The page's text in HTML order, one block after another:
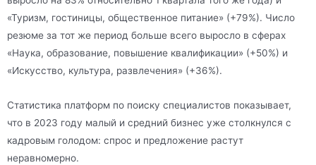
«Туризм, гостиницы, общественное питание» (+79%). Число
резюме за тот же период больше всего выросло в сферах
«Наука, образование, повышение квалификации» (+50%) и
«Искусство, культура, развлечения» (+36%).
Статистика платформ по поиску специалистов показывает,
что в 2023 году малый и средний бизнес уже столкнулся с
кадровым голодом: спрос и предложение растут
неравномерно.